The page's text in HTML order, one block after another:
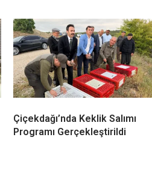
Çiçekdağı’nda Keklik Salımı
Programı Gerçekleştirildi